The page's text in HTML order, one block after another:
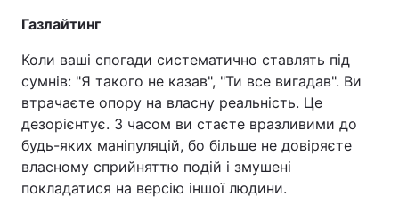
Газлайтинг
Коли ваші спогади систематично ставлять під
сумнів: "Я такого не казав", "Ти все вигадав". Ви
втрачаєте опору на власну реальність. Це
дезорієнтує. З часом ви стаєте вразливими до
будь-яких маніпуляцій, бо більше не довіряєте
власному сприйняттю подій і змушені
покладатися на версію іншої людини.